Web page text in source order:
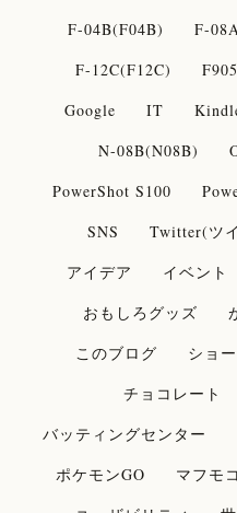
F-04B(F04B)
F-
F-12C(F12C)
Google
IT
N-08B(N08B)
PowerShot S100
SNS
Twitter(ツ
アイデア
イベント
おもしろグッズ
このブログ
ショ
チョコレート
バッティングセンター
ポケモンGO
マフモコ